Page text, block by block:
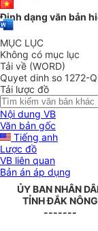
Định dạng văn bản
MỤC LỤC
Không có mục lục
Tải về (WORD)
Quyet dinh so 1272-
Tải lược đồ
Nội dung VB
Văn bản gốc
Tiếng anh
Lược đồ
VB liên quan
Bản án áp dụng
ỦY BAN NHÂN
TỈNH ĐẮK NÔNG
-------